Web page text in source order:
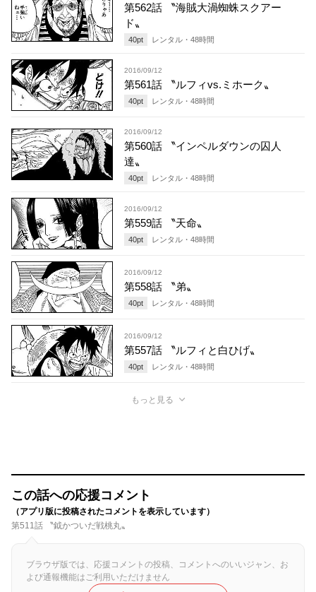
第562話 〝海賊大渦蜘蛛スクアー
ド〟
40pt レンタル・ 48時間
2016/09/12
第561話 〝ルフィvs.ミホーク〟
40pt レンタル・ 48時間
2016/09/12
第560話 〝インペルダウンの囚人
達〟
40pt レンタル・ 48時間
2016/09/12
第559話 〝天命〟
40pt レンタル・ 48時間
2016/09/12
第558話 〝弟〟
40pt レンタル・ 48時間
2016/09/12
第557話 〝ルフィと白ひげ〟
40pt レンタル・ 48時間
もっと見る
この話への応援コメント
（アプリ版に投稿されたコメントを表示しています）
第511話 〝鉞かついだ戦桃丸〟
ブラウザ版では、応援コメントの投稿、コメントへのいいジャン、お
よび通報機能はご利用いただけません